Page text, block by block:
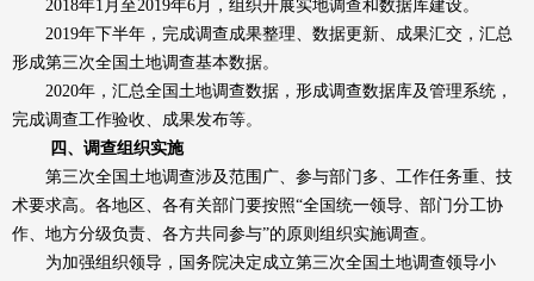
2018年1月至2019年6月，组织开展实地调查和数据库建设。
2019年下半年，完成调查成果整理、数据更新、成果汇交，汇总
形成第三次全国土地调查基本数据。
2020年，汇总全国土地调查数据，形成调查数据库及管理系统，
完成调查工作验收、成果发布等。
四、调查组织实施
第三次全国土地调查涉及范围广、参与部门多、工作任务重、技
术要求高。各地区、各有关部门要按照“全国统一领导、部门分工协
作、地方分级负责、各方共同参与”的原则组织实施调查。
为加强组织领导，国务院决定成立第三次全国土地调查领导小